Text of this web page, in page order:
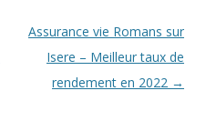
Assurance vie Romans sur
Isere – Meilleur taux de
rendement en 2022 →